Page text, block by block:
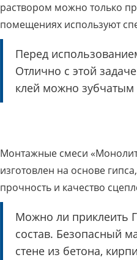
раствором можно только
помещениях используют
Перед
Отлично с этой
клей можно
Монтажные смеси
изготовлен на основе
прочность и качество
Можно ли приклеить
состав. Безопасный
стене из бетона,